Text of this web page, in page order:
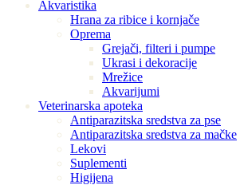
Akvaristika
Hrana za ribice i kornjače
Oprema
Grejači, filteri i pumpe
Ukrasi i dekoracije
Mrežice
Akvarijumi
Veterinarska apoteka
Antiparazitska sredstva za pse
Antiparazitska sredstva za mačke
Lekovi
Suplementi
Higijena